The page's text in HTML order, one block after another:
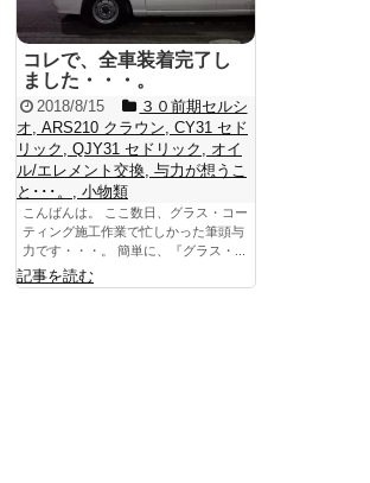
コレで、全車装着完了し
ました・・・。
2018/8/15
３０前期セルシ
オ, ARS210 クラウン, CY31 セド
リック , QJY31 セドリック , オイ
ル/エレメント交換, 与力が想うこ
と･･･。 , 小物類
こんばんは。 ここ数日、グラス・コー
ティング施工作業で忙しかった筆頭与
力です・・・。 簡単に、『グラス・...
記事を読む